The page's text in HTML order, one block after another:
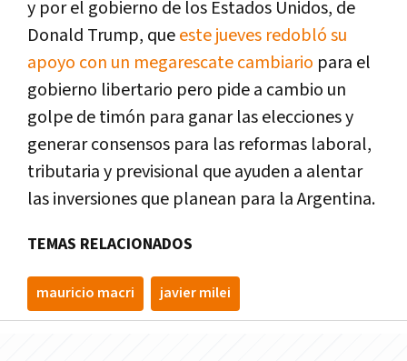
y por el gobierno de los Estados Unidos, de
Donald Trump, queeste jueves redobló su
apoyo con un megarescate cambiario para el
gobierno libertario pero pide a cambio un
golpe de timón para ganar las elecciones y
generar consensos para las reformas laboral,
tributaria y previsional que ayuden a alentar
las inversiones que planean para la Argentina.
TEMAS RELACIONADOS
mauricio macri javier milei